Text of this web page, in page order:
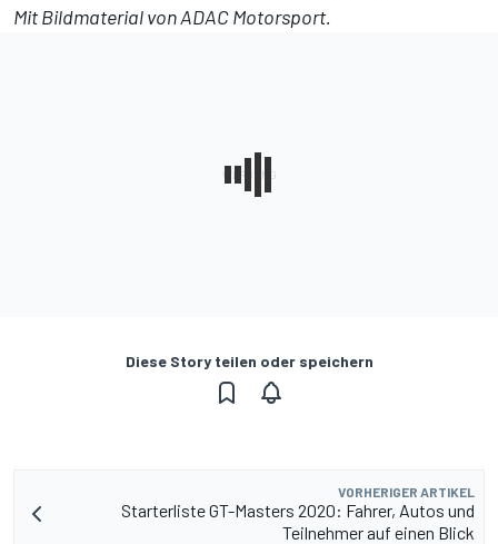
Mit Bildmaterial von ADAC Motorsport.
Diese Story teilen oder speichern
VORHERIGER ARTIKEL
Starterliste GT-Masters 2020: Fahrer, Autos und
Teilnehmer auf einen Blick